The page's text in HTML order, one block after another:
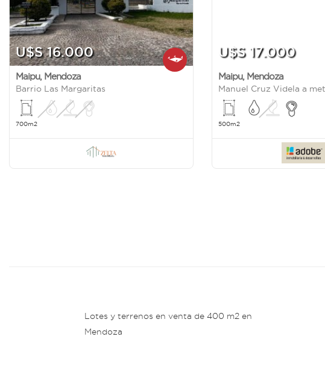
U$S 16.000
Maipu, Mendoza
Barrio Las Margaritas
700m2
U$S 17.000
Maipu, Mendoza
500m2
Lotes y terrenos en venta de 400 m2 en
Mendoza